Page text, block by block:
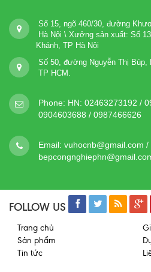
Số 15, ngõ 460/30, đường
Hà Nội \ Xưởng sản xuất: Số
Khánh, TP Hà Nội
Số 50, đường Nguyễn Thị Búp,
TP HCM.
Phone: HN: 02463273192 /
0904603688 / 0987466626
Email: vuhocnb@gmail.com /
FOLLOW US
Trang chủ
Sản phẩm
Tin tức